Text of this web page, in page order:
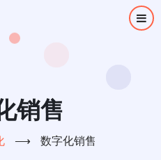
销售
⟶ 数字化销售